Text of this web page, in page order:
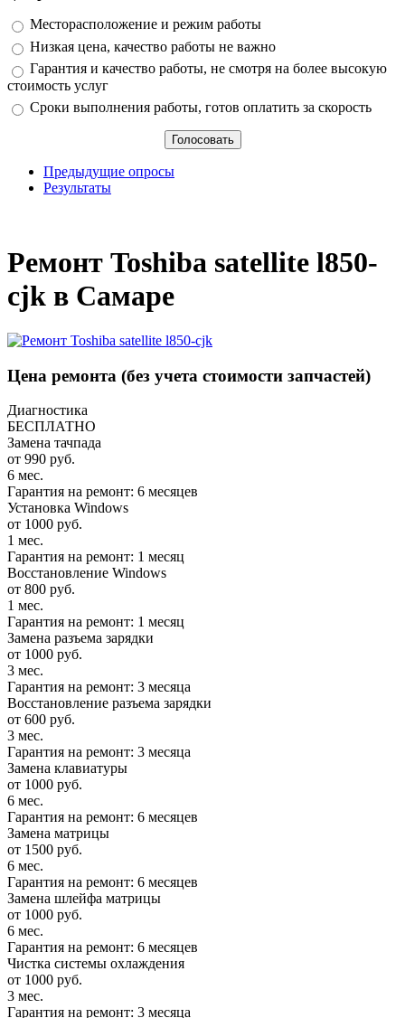
Варианты
Месторасположение и режим работы
Низкая цена, качество работы не важно
Гарантия и качество работы, не смотря на более высокую
стоимость услуг
Сроки выполнения работы, готов оплатить за скорость
Предыдущие опросы
Результаты
Ремонт Toshiba satellite l850-
cjk в Самаре
Цена ремонта (без учета стоимости запчастей)
Диагностика
БЕСПЛАТНО
Замена тачпада
от 990 руб.
6 мес.
Гарантия на ремонт: 6 месяцев
Установка Windows
от 1000 руб.
1 мес.
Гарантия на ремонт: 1 месяц
Восстановление Windows
от 800 руб.
1 мес.
Гарантия на ремонт: 1 месяц
Замена разъема зарядки
от 1000 руб.
3 мес.
Гарантия на ремонт: 3 месяца
Восстановление разъема зарядки
от 600 руб.
3 мес.
Гарантия на ремонт: 3 месяца
Замена клавиатуры
от 1000 руб.
6 мес.
Гарантия на ремонт: 6 месяцев
Замена матрицы
от 1500 руб.
6 мес.
Гарантия на ремонт: 6 месяцев
Замена шлейфа матрицы
от 1000 руб.
6 мес.
Гарантия на ремонт: 6 месяцев
Чистка системы охлаждения
от 1000 руб.
3 мес.
Гарантия на ремонт: 3 месяца